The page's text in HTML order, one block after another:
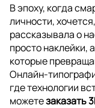
В эпоху, когда
личности,
рассказывала о
просто наклейки,
которые
Онлайн-
где технологии
можетезаказать